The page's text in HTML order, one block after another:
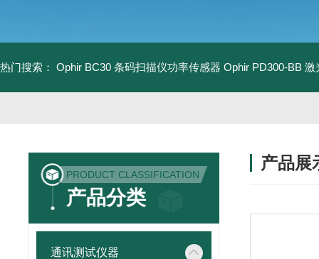
热门搜索： Ophir BC30 条码扫描仪功率传感器 Ophir PD300-BB
PRODUCT CLASSIFICATION
产品分类
通讯测试仪器
产品展